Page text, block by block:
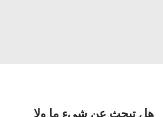
هل تبحث عن شيءٍ ما ولا